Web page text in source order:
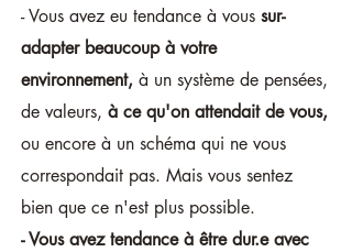
- Vous avez eu tendance à vous sur-
adapter beaucoup à votre
environnement, à un système de pensées,
de valeurs, à ce qu'on attendait de vous,
ou encore à un schéma qui ne vous
correspondait pas. Mais vous sentez
bien que ce n'est plus possible.
- Vous avez tendance à être dur.e avec